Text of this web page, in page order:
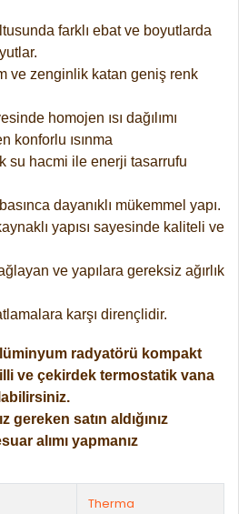
farklı ebat ve boyutlarda
ve zenginlik katan geniş renk
homojen ısı dağılımı
konforlu ısınma
su hacmi ile enerji tasarrufu
dayanıklı mükemmel yapı.
yapısı sayesinde kaliteli ve
ve yapılara gereksiz ağırlık
karşı dirençlidir.
radyatörü kompakt
ve çekirdek termostatik vana
gereken satın aldığınız
alımı yapmanız
Therma